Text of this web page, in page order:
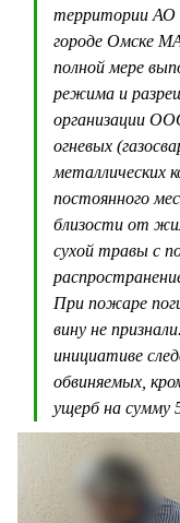
территории АО
городе Омске
полной мере
режима и
организации
огневых
металлических
постоянного
близости от
сухой травы с
При пожаре
вину не
инициативе
обвиняемых,
ущерб на сумму